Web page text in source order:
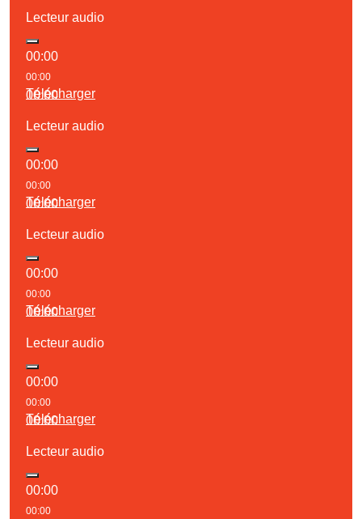
Lecteur audio
00:00
00:00
00:00
Télécharger
Lecteur audio
00:00
00:00
00:00
Télécharger
Lecteur audio
00:00
00:00
00:00
Télécharger
Lecteur audio
00:00
00:00
00:00
Télécharger
Lecteur audio
00:00
00:00